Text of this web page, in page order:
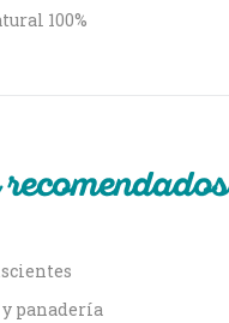
100%
panadería